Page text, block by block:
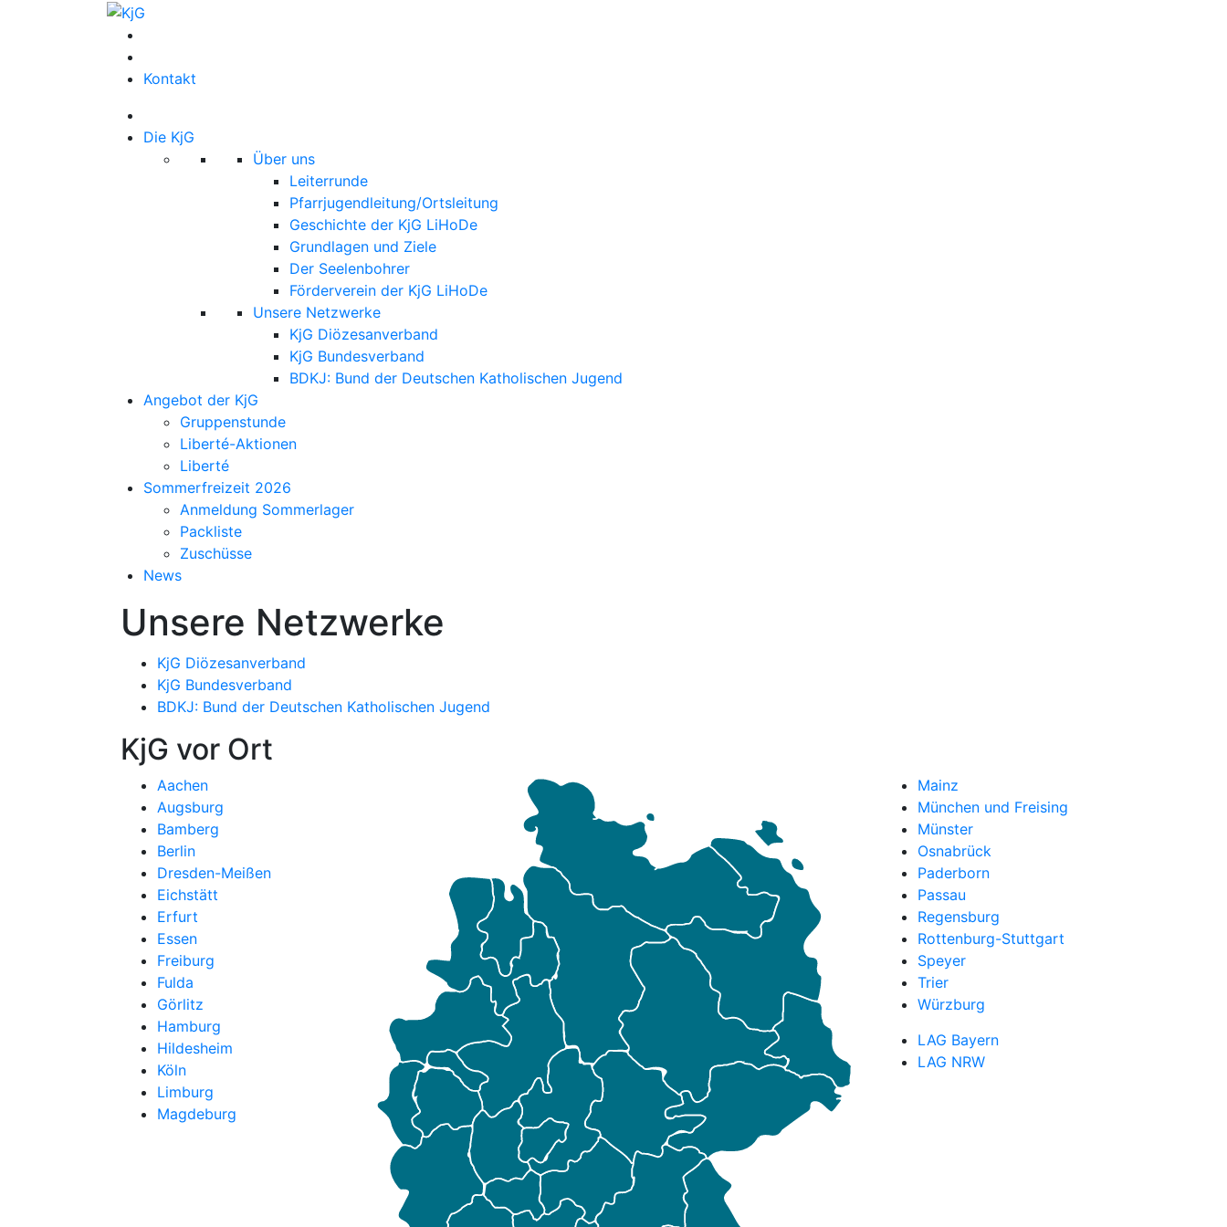
KjG
Katholische junge Gemeinde
Kontakt
Die KjG
Über uns
Leiterrunde
Pfarrjugendleitung/Ortsleitung
Geschichte der KjG LiHoDe
Grundlagen und Ziele
Der Seelenbohrer
Förderverein der KjG LiHoDe
Unsere Netzwerke
KjG Diözesanverband
KjG Bundesverband
BDKJ: Bund der Deutschen Katholischen Jugend
Angebot der KjG
Gruppenstunde
Liberté-Aktionen
Liberté
Sommerfreizeit 2026
Anmeldung Sommerlager
Packliste
Zuschüsse
News
Unsere Netzwerke
KjG Diözesanverband
KjG Bundesverband
BDKJ: Bund der Deutschen Katholischen Jugend
KjG vor Ort
Aachen
Augsburg
Bamberg
Berlin
Dresden-Meißen
Eichstätt
Erfurt
Essen
Freiburg
Fulda
Görlitz
Hamburg
Hildesheim
Köln
Limburg
Magdeburg
Mainz
München und Freising
Münster
Osnabrück
Paderborn
Passau
Regensburg
Rottenburg-Stuttgart
Speyer
Trier
Würzburg
LAG Bayern
LAG NRW